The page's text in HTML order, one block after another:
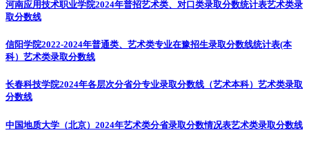
河南应用技术职业学院2024年普招艺术类、对口类录取分数统计表艺术类录
取分数线
信阳学院2022-2024年普通类、艺术类专业在豫招生录取分数线统计表(本
科） 艺术类录取分数线
长春科技学院2024年各层次分省分专业录取分数线（艺术本科） 艺术类录取
分数线
中国地质大学（北京）2024年艺术类分省录取分数情况表艺术类录取分数线